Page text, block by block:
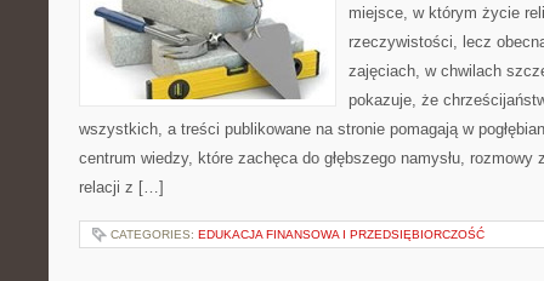
miejsce, w którym życie
rzeczywistości, lecz
zajęciach, w chwilach
pokazuje, że
wszystkich, a treści publikowane na stronie pomagają w
centrum wiedzy, które zachęca do głębszego namysłu, rozmowy
relacji z […]
CATEGORIES: EDUKACJA FINANSOWA I PRZEDSIĘBIORCZOŚĆ